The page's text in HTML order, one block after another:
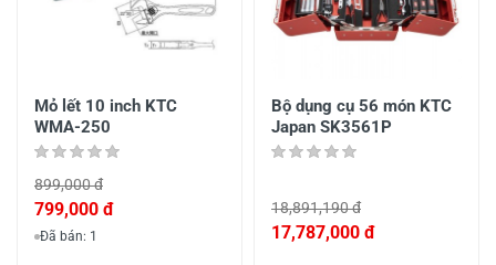
Mỏ lết 10 inch KTC
WMA-250
899,000 đ
799,000 đ
Đã bán: 1
Bộ dụng cụ 56 món KTC
Japan SK3561P
18,891,190 đ
17,787,000 đ